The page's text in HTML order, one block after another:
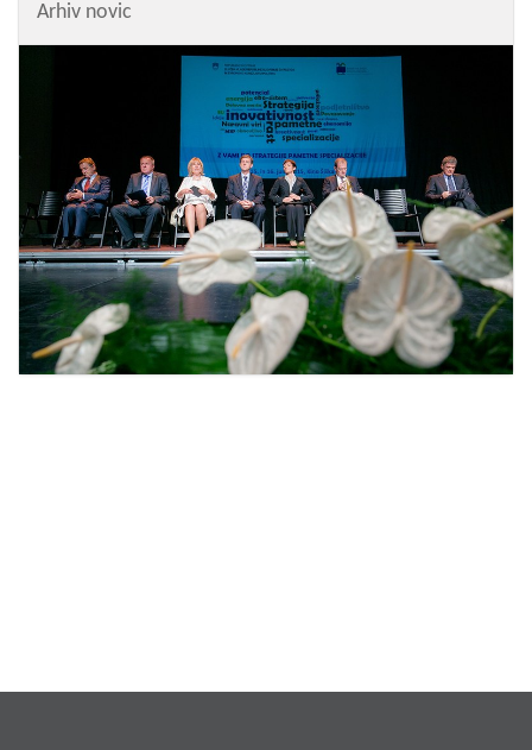
Arhiv novic